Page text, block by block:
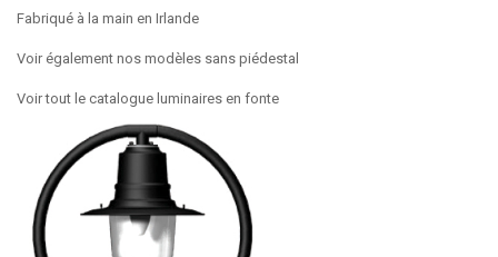
Fabriqué à la main en Irlande
Voir également nos modèles sans piédestal
Voir tout le catalogue luminaires en fonte